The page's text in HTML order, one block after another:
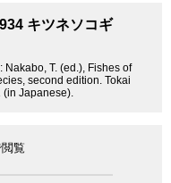
キツネソコギ
Nakabo, T. (ed.), Fishes of
second edition. Tokai
(in Japanese).
覧